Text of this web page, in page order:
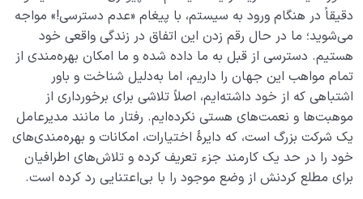
دقیقاً در هنگام ورود به سیستم، با پیغام «عدم دسترسی!» مواجه
می­‌شوید؛ ما در حال رقم زدن این اتفاق در زندگی واقعی خود
هستیم. دسترسی از قبل به ما داده شده و ما امکان بهره‌­مندی از
تمام مواهب این جهان را داریم، اما به‌دلیل شناخت و باور
اشتباهی که از خود داشته­‌ایم، اصلاً تلاشی برای برخورداری از
موهبت‌ها و نعمت­‌های هستی نکرده‌­ایم. رفتار ما مانند مدیرعامل
یک شرکت بزرگ است، که دایرۀ اختیارات، امکانات و بهره­‌مندی­‌های
خود را در حد یک کارمند جزء تعریف کرده و تلاش­‌های اطرافیان
برای مطلع کردنش از وضع موجود را با بی‌اعتنایی رد کرده است.